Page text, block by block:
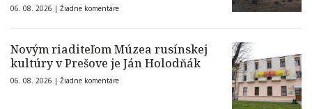
06. 08. 2026 | Žiadne komentáre
Novým riaditeľom Múzea rusínskej
kultúry v Prešove je Ján Holodňák
06. 08. 2026 | Žiadne komentáre